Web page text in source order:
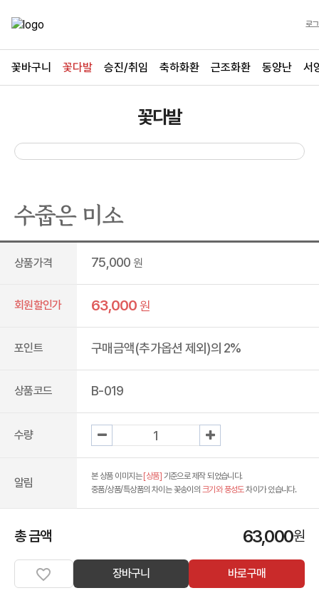
로
꽃바구니 꽃다발 승진/취임 축하화환 근조화환 동양난 서
꽃다발
수줍은 미소
상품가격 75,000 원
회원할인가 63,000원
포인트 구매금액(추가옵션 제외)의 2%
상품코드 B-019
수량
알림 본 상품 이미지는 [상품] 기준으로 제작 되었습니다.
중품/상품/특상품의 차이는 꽃송이의 크기와 풍성도차이가 있습니다.
총 금액 63,000원
장바구니 바로구매